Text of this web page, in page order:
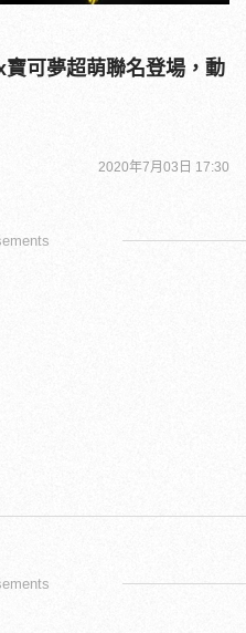
可夢超萌聯名登場，動
2020年7月03日 17:30